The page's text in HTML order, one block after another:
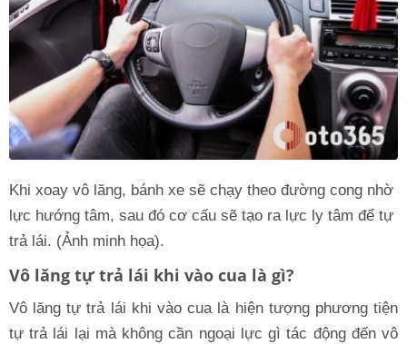
Khi xoay vô lăng, bánh xe sẽ chạy theo đường cong nhờ
lực hướng tâm, sau đó cơ cấu sẽ tạo ra lực ly tâm để tự
trả lái. (Ảnh minh họa).
Vô lăng tự trả lái khi vào cua là gì?
Vô lăng tự trả lái khi vào cua là hiện tượng phương tiện
tự trả lái lại mà không cần ngoại lực gì tác động đến vô